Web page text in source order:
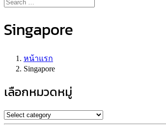
Singapore
หน้าแรก
Singapore
เลือกหมวดหมู่